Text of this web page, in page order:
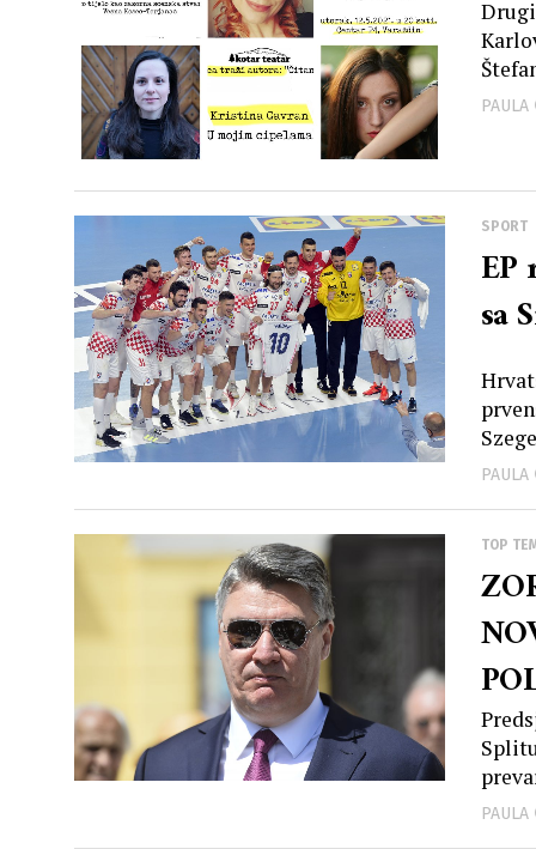
Drugi
PAULA
SPORT
EP
sa
PAULA
TOP
PAULA